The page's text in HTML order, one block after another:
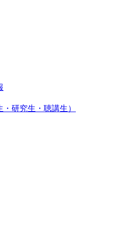
研究生・聴講生）